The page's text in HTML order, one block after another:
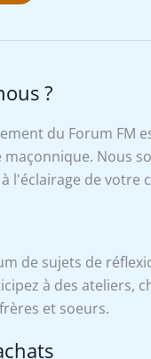
?
du Forum FM
maçonnique. Nous
l'éclairage de votre
de sujets de
à des ateliers,
et soeurs.